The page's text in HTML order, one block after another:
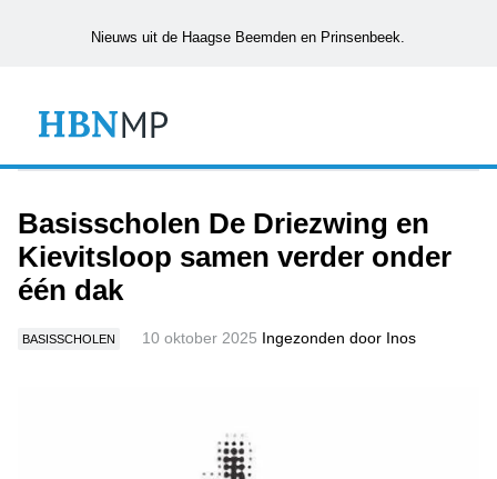
Nieuws uit de Haagse Beemden en Prinsenbeek.
Basisscholen De Driezwing en
Kievitsloop samen verder onder
één dak
BASISSCHOLEN 10 oktober 2025 Ingezonden door Inos